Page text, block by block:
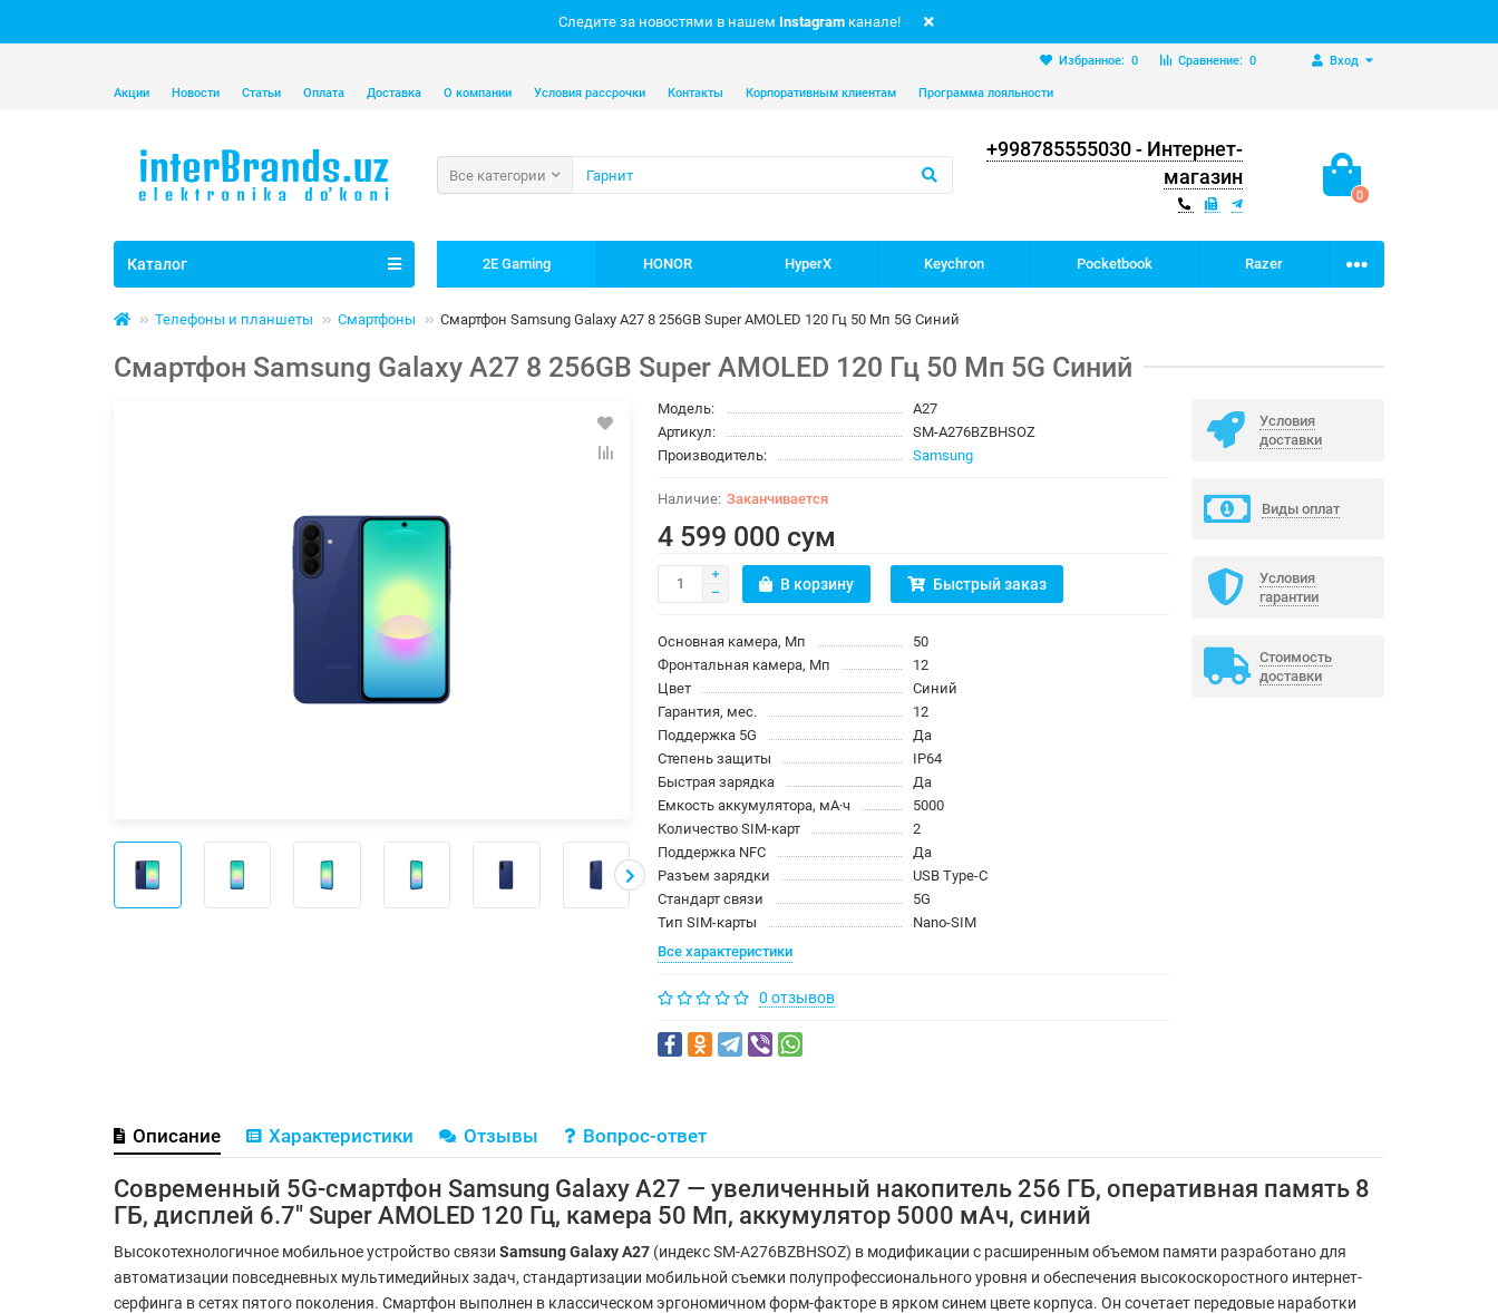
Следите за новостями в нашем Instagram канале!
Вход
Сравнение: 0
Избранное: 0
Акции Новости Статьи Оплата Доставка О компании Условия рассрочки Контакты Корпоративным клиентам Программа лояльности
+998785555030 - Интернет-
магазин
0
Все категории
Каталог 2E Gaming HONOR HyperX Keychron Pocketbook Razer
Телефоны и планшеты Смартфоны Смартфон Samsung Galaxy A27 8 256GB Super AMOLED 120 Гц 50 Мп 5G Синий
Смартфон Samsung Galaxy A27 8 256GB Super AMOLED 120 Гц 50 Мп 5G Синий
Модель:
A27
Артикул:
SM-A276BZBHSOZ
Производитель:
Samsung
Заканчивается
4 599 000 сум
В корзину Быстрый заказ
Основная камера, Мп
50
Фронтальная камера, Мп
12
Цвет
Синий
Гарантия, мес.
12
Поддержка 5G
Да
Степень защиты
IP64
Быстрая зарядка
Да
Емкость аккумулятора, мА·ч
5000
Количество SIM-карт
2
Поддержка NFC
Да
Разъем зарядки
USB Type-C
Стандарт связи
5G
Тип SIM-карты
Nano-SIM
Все характеристики
0 отзывов
Условия
доставки
Виды оплат
Условия
гарантии
Стоимость
доставки
Описание Характеристики Отзывы Вопрос-ответ
Современный 5G-смартфон Samsung Galaxy A27 — увеличенный накопитель 256 ГБ, оперативная память 8
ГБ, дисплей 6.7" Super AMOLED 120 Гц, камера 50 Мп, аккумулятор 5000 мАч, синий
Высокотехнологичное мобильное устройство связи Samsung Galaxy A27 (индекс SM-A276BZBHSOZ) в модификации с расширенным объемом памяти разработано для
автоматизации повседневных мультимедийных задач, стандартизации мобильной съемки полупрофессионального уровня и обеспечения высокоскоростного интернет-
серфинга в сетях пятого поколения. Смартфон выполнен в классическом эргономичном форм-факторе в ярком синем цвете корпуса. Он сочетает передовые наработки